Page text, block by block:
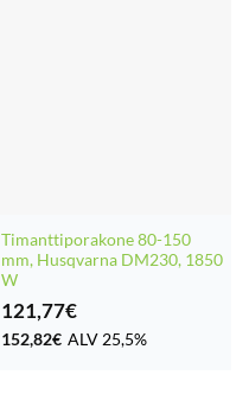
Timanttiporakone 80-150
mm, Husqvarna DM230, 1850
W
121,77€
152,82€ ALV 25,5%